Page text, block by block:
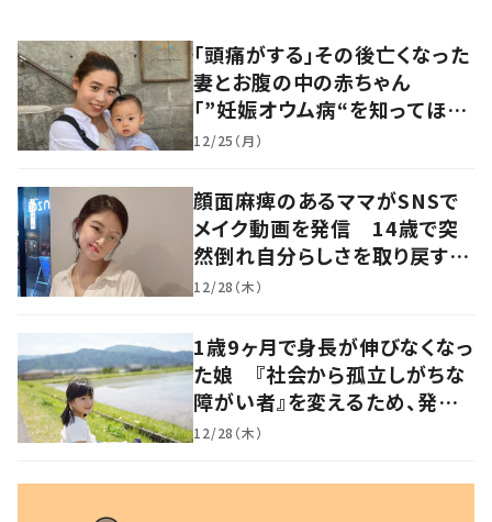
「頭痛がする」その後亡くなった
妻とお腹の中の赤ちゃん
「”妊娠オウム病“を知ってほし
い」発信を続ける夫に迫る
12/25（月）
顔面麻痺のあるママがSNSで
メイク動画を発信 14歳で突
然倒れ自分らしさを取り戻すま
で
12/28（木）
1歳9ヶ月で身長が伸びなくなっ
た娘 『社会から孤立しがちな
障がい者』を変えるため、発信
を続ける母と娘に迫る
12/28（木）